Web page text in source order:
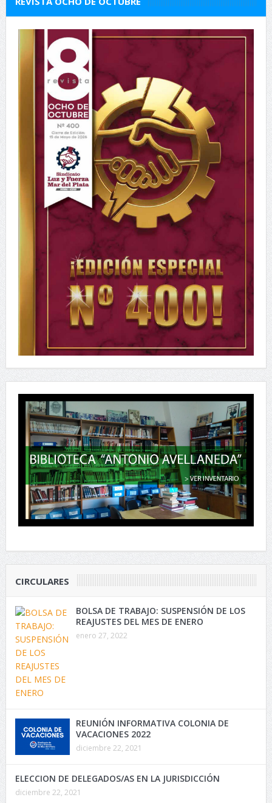
CIRCULARES
BOLSA DE TRABAJO: SUSPENSIÓN DE LOS
REAJUSTES DEL MES DE ENERO
enero 27, 2022
REUNIÓN INFORMATIVA COLONIA DE
VACACIONES 2022
diciembre 22, 2021
ELECCION DE DELEGADOS/AS EN LA JURISDICCIÓN
diciembre 22, 2021